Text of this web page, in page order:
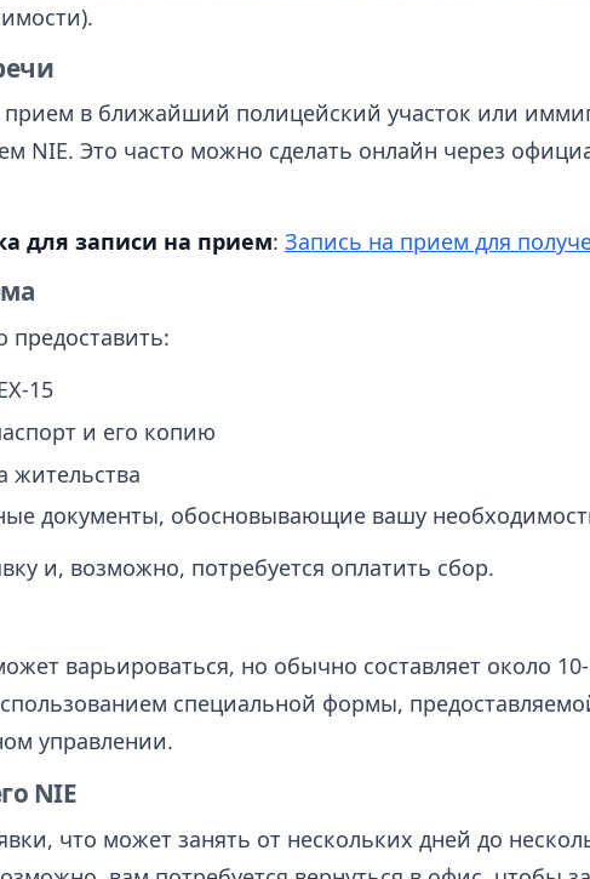
прием в ближайший полицейский участок или
NIE. Это часто можно сделать онлайн через
для записи на прием: Запись на прием для
предоставить:
15
и его копию
жительства
документы, обосновывающие вашу
и, возможно, потребуется оплатить сбор.
варьироваться, но обычно составляет около
специальной формы,
управлении.
NIE
что может занять от нескольких дней до